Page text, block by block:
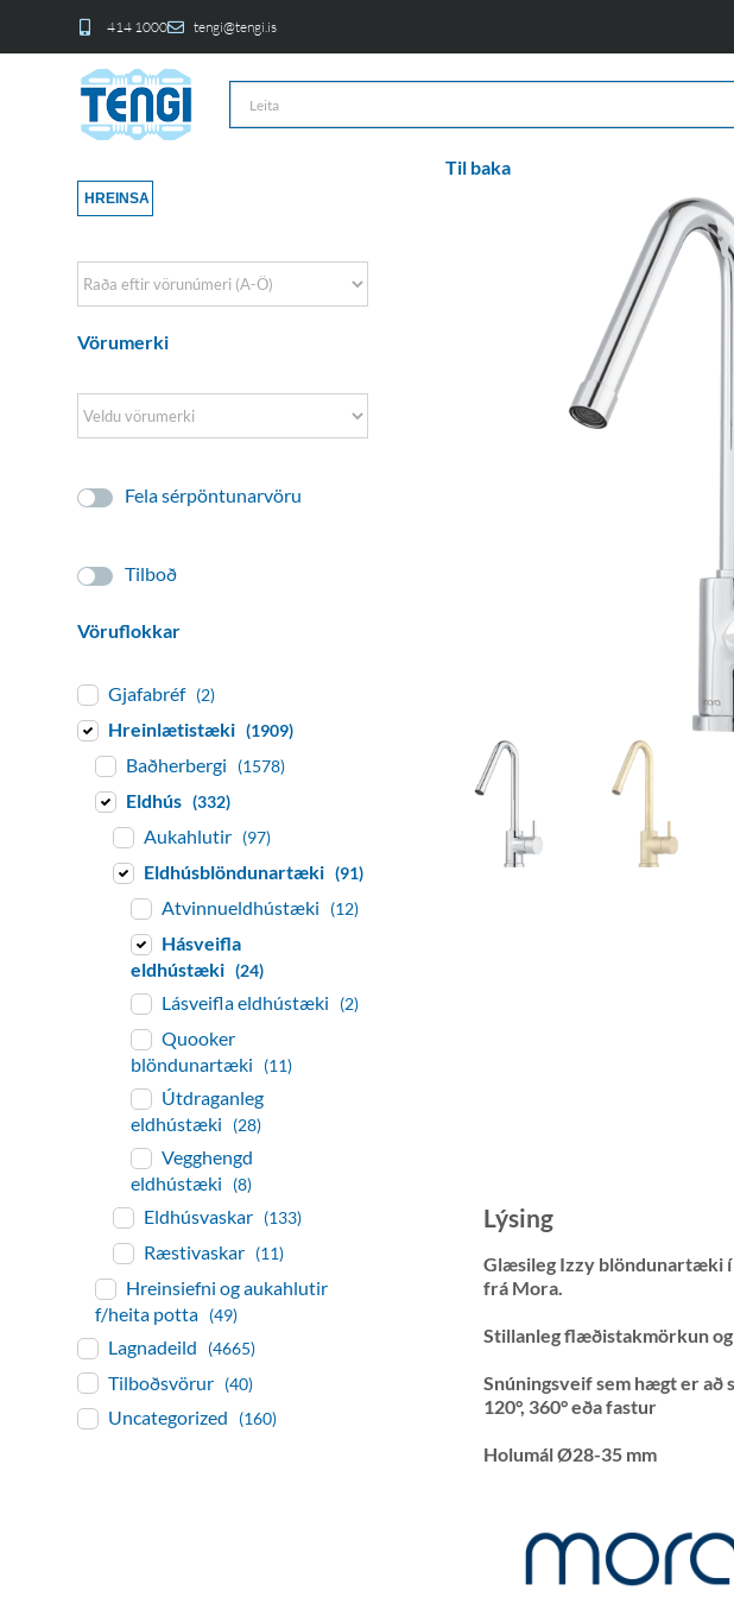
414 1000 tengi@tengi.is
Til baka
Lýsing
Glæsileg Izzy blöndunartæki í
frá Mora.
Stillanleg flæðistakmörkun
Snúningsveif sem hægt er að
120°, 360° eða fastur
Holumál Ø28-35 mm
HREINSA
Sort Products
Vörumerki
Fela sérpöntunarvöru
Tilboð
Vöruflokkar
Gjafabréf (2)
Hreinlætistæki (1909)
Baðherbergi (1578)
Eldhús (332)
Aukahlutir (97)
Eldhúsblöndunartæki (91)
Atvinnueldhústæki (12)
Hásveifla
eldhústæki (24)
Lásveifla eldhústæki (2)
Quooker
blöndunartæki
(11)
Útdraganleg
eldhústæki
(28)
Vegghengd
eldhústæki
(8)
Eldhúsvaskar (133)
Ræstivaskar (11)
Hreinsiefni og aukahlutir
f/heita potta (49)
Lagnadeild (4665)
Tilboðsvörur (40)
Uncategorized (160)